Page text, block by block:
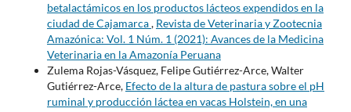
betalactámicos en los productos lácteos expendidos en la
ciudad de Cajamarca, Revista de Veterinaria y Zootecnia
Amazónica: Vol. 1 Núm. 1 (2021): Avances de la Medicina
Veterinaria en la Amazonía Peruana
Zulema Rojas-Vásquez, Felipe Gutiérrez-Arce, Walter
Gutiérrez-Arce, Efecto de la altura de pastura sobre el pH
ruminal y producción láctea en vacas Holstein, en una